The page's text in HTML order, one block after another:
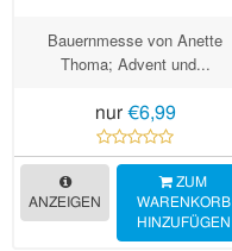
Bauernmesse von Anette
Thoma; Advent und...
nur €6,99
ANZEIGEN
ZUM
WARENKORB
HINZUFÜGEN